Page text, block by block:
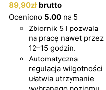
89,90zł brutto
Oceniono 5.00 na 5
Zbiornik 5 l pozwala
na pracę nawet przez
12–15 godzin.
Automatyczna
regulacja wilgotności
ułatwia utrzymanie